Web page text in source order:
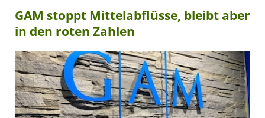
GAM stoppt Mittelabflüsse, bleibt aber
in den roten Zahlen